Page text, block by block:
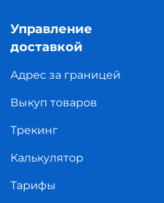
Управление
доставкой
Адрес за границей
Выкуп товаров
Трекинг
Калькулятор
Тарифы